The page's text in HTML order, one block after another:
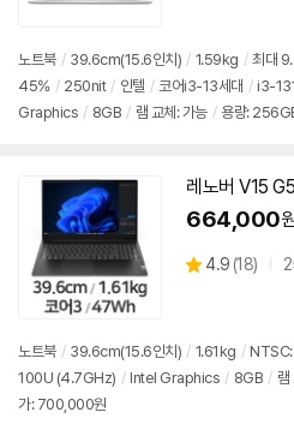
노트북 / 39.6cm(15.6인치) / 1.59kg / 최대
45% / 250nit / 인텔 / 코어i3-13세대 / i3-
Graphics / 8GB / 램 교체: 가능 / 용량:
레노버 V15
664,000
별
4.9 (상
뷰
18)
노트북 / 39.6cm(15.6인치) / 1.61kg /
100U (4.7GHz) / Intel Graphics / 8GB / 램
가: 700,000원